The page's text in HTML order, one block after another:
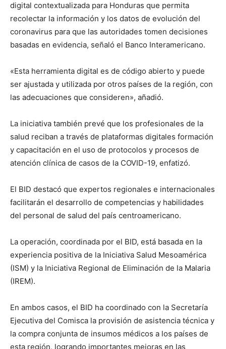
digital contextualizada para Honduras que permita
recolectar la información y los datos de evolución del
coronavirus para que las autoridades tomen decisiones
basadas en evidencia, señaló el Banco Interamericano.
«Esta herramienta digital es de código abierto y puede
ser ajustada y utilizada por otros países de la región, con
las adecuaciones que consideren», añadió.
La iniciativa también prevé que los profesionales de la
salud reciban a través de plataformas digitales formación
y capacitación en el uso de protocolos y procesos de
atención clínica de casos de la COVID-19, enfatizó.
El BID destacó que expertos regionales e internacionales
facilitarán el desarrollo de competencias y habilidades
del personal de salud del país centroamericano.
La operación, coordinada por el BID, está basada en la
experiencia positiva de la Iniciativa Salud Mesoamérica
(ISM) y la Iniciativa Regional de Eliminación de la Malaria
(IREM).
En ambos casos, el BID ha coordinado con la Secretaría
Ejecutiva del Comisca la provisión de asistencia técnica y
la compra conjunta de insumos médicos a los países de
esta región, logrando importantes mejoras en las